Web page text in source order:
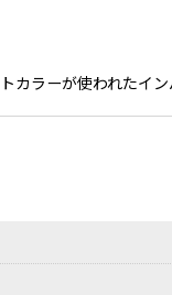
カラーが使われた